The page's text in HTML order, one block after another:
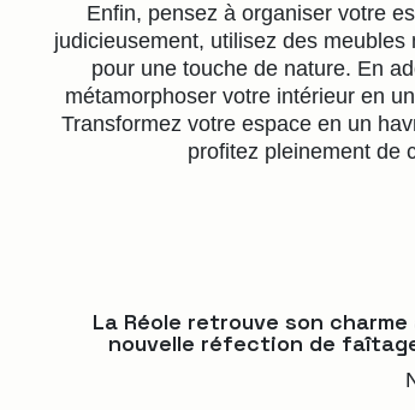
Enfin, pensez à organiser votre
judicieusement, utilisez des
pour une touche de nature. En
métamorphoser votre intérieur en
Transformez votre espace en un
profitez pleinement de
La Réole retrouve son charme
nouvelle réfection de